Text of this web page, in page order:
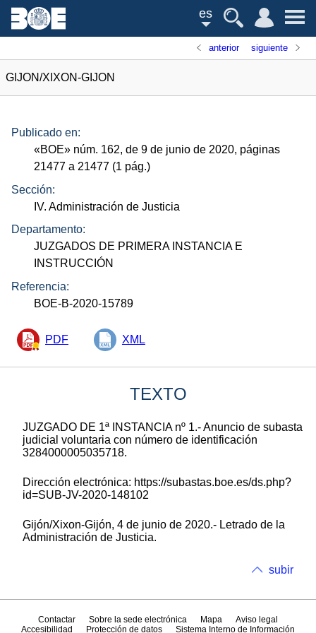
es
anterior siguiente
GIJON/XIXON-GIJON
Publicado en:
«BOE» núm. 162, de 9 de junio de 2020, páginas
21477 a 21477 (1 pág.)
Sección:
IV. Administración de Justicia
Departamento:
JUZGADOS DE PRIMERA INSTANCIA E
INSTRUCCIÓN
Referencia:
BOE-B-2020-15789
PDF XML
TEXTO
JUZGADO DE 1ª INSTANCIA nº 1.- Anuncio de subasta
judicial voluntaria con número de identificación
3284000005035718.
Dirección electrónica: https://subastas.boe.es/ds.php?
id=SUB-JV-2020-148102
Gijón/Xixon-Gijón, 4 de junio de 2020.- Letrado de la
Administración de Justicia.
subir
Contactar Sobre la sede electrónica Mapa
Aviso legal
Accesibilidad
Protección de datos Sistema Interno de Información